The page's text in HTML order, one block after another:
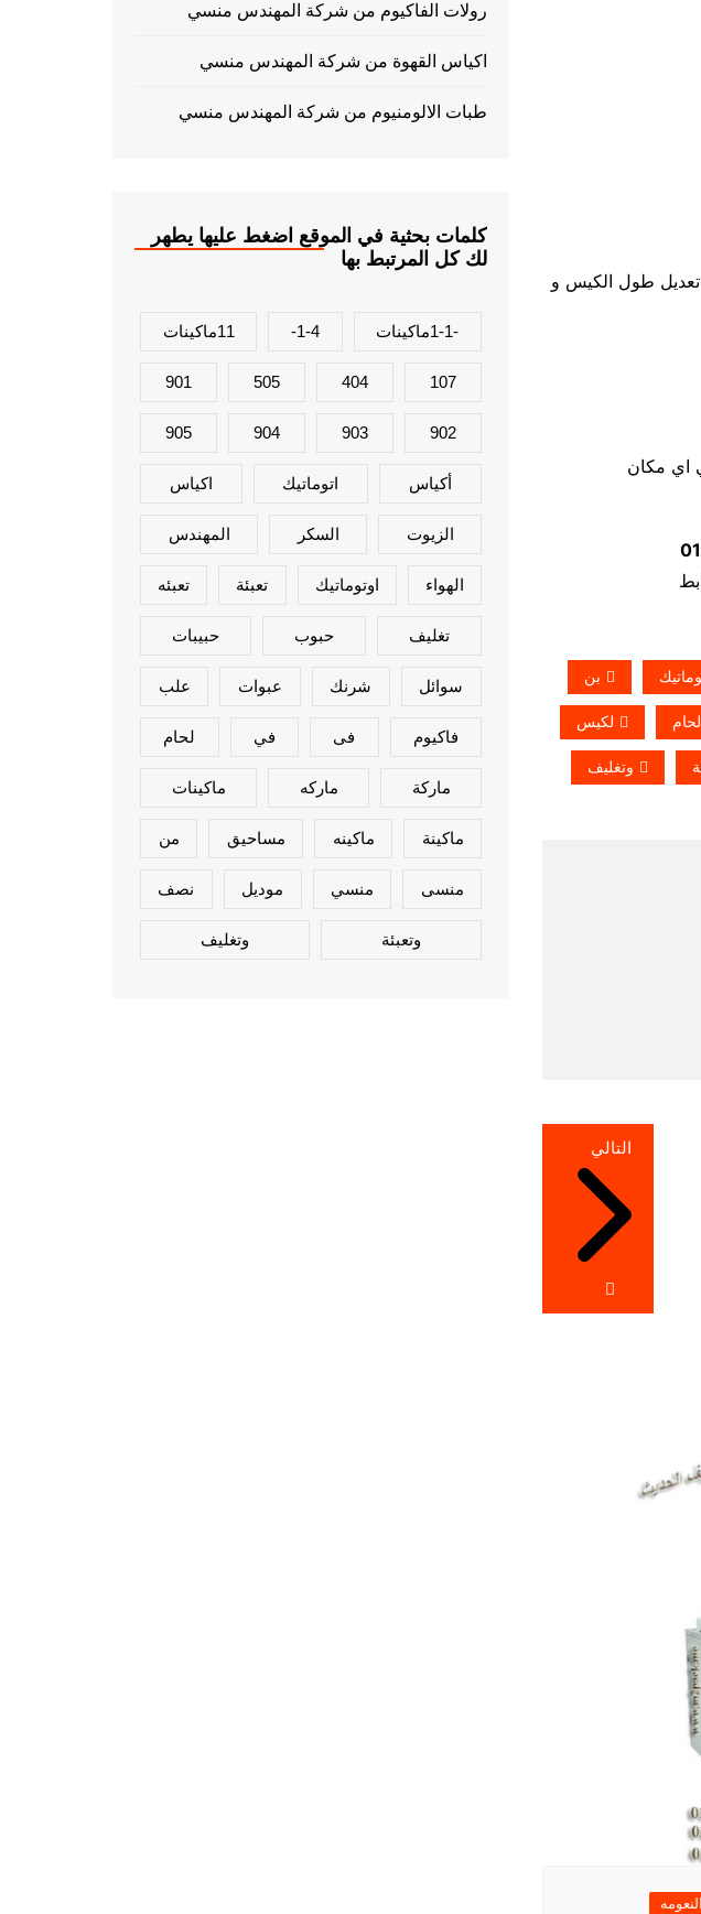
4 سم الي 14سم تقريبا و يمكن تعديل طول الكيس و
بن
لحام لكيس
وتغليف
التالي
رولات الفاكيوم من شركة المهندس منسي
اكياس القهوة من شركة المهندس منسي
طبات الالومنيوم من شركة المهندس منسي
كلمات بحثية في الموقع اضغط عليها يطهر
لك كل المرتبط بها
-1-1ماكينات 1-4- 11ماكينات
107
404
505
901
902
903
904
905
أكياس اتوماتيك اكياس
الزيوت السكر المهندس
الهواء اوتوماتيك تعبئة تعبئه
تغليف حبوب حبيبات
سوائل شرنك عبوات علب
فاكيوم فى في لحام
ماركة ماركه ماكينات
ماكينة ماكينه مساحيق من
منسى منسي موديل نصف
وتعبئة وتغليف